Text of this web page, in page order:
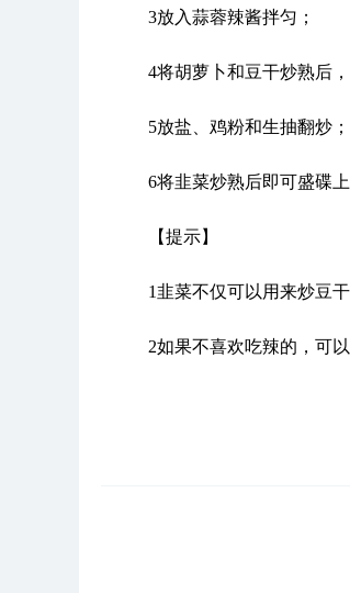
3放入蒜蓉辣酱拌匀；
4将胡萝卜和豆干炒熟后
5放盐、鸡粉和生抽翻炒；
6将韭菜炒熟后即可盛碟上
【提示】
1韭菜不仅可以用来炒豆
2如果不喜欢吃辣的，可